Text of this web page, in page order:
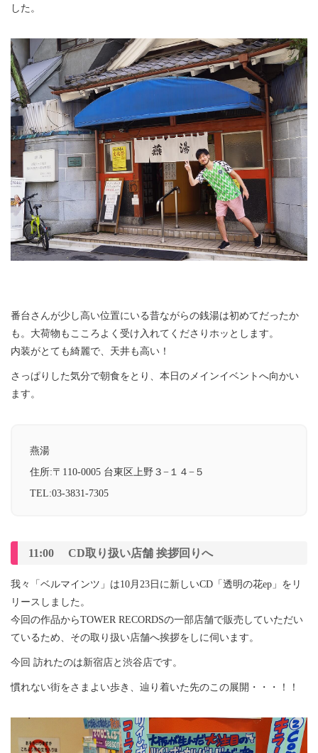
した。
番台さんが少し高い位置にいる昔ながらの銭湯は初めてだったか
も。大荷物もこころよく受け入れてくださりホッとします。
内装がとても綺麗で、天井も高い！
さっぱりした気分で朝食をとり、本日のメインイベントへ向かい
ます。
燕湯
住所:〒110-0005 台東区上野３−１４−５
TEL:03-3831-7305
11:00 CD取り扱い店舗 挨拶回りへ
我々「ベルマインツ」は10月23日に新しいCD「透明の花ep」をリ
リースしました。
今回の作品からTOWER RECORDSの一部店舗で販売していただい
ているため、その取り扱い店舗へ挨拶をしに伺います。
今回 訪れたのは新宿店と渋谷店です。
慣れない街をさまよい歩き、辿り着いた先のこの展開・・・！！